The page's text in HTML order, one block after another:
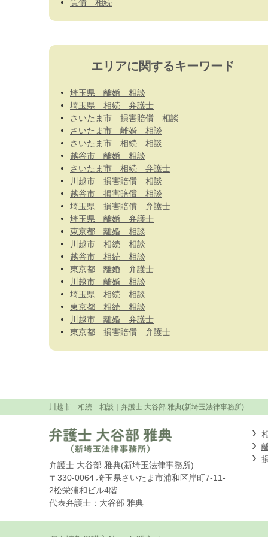
負債 相続
エリアに関するキーワード
埼玉県 離婚 相談
埼玉県 相続 弁護士
さいたま市 損害賠償 相談
さいたま市 離婚 相談
さいたま市 相続 相談
越谷市 離婚 相談
さいたま市 相続 弁護士
川越市 損害賠償 相談
越谷市 損害賠償 相談
埼玉県 損害賠償 弁護士
埼玉県 離婚 弁護士
東京都 離婚 相談
川越市 相続 相談
越谷市 相続 相談
東京都 離婚 弁護士
川越市 離婚 相談
埼玉県 相続 相談
東京都 相続 相談
川越市 離婚 弁護士
東京都 損害賠償 弁護士
川越市 相続 相談 ｜弁護士 大谷部 雅典(新埼玉法律事務所)
弁護士 大谷部 雅典(新埼玉法律事務所)
〒330-0064 埼玉県さいたま市浦和区岸町7-11-
2松栄浦和ビル4階
代表弁護士：大谷部 雅典